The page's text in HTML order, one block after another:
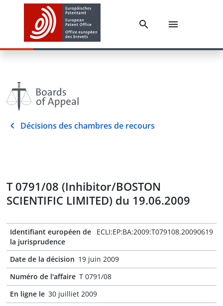
Décisions des chambres de recours
T 0791/08 (Inhibitor/BOSTON
SCIENTIFIC LIMITED) du 19.06.2009
Identifiant européen de
la jurisprudence
ECLI:EP:BA:2009:T079108.20090619
Date de la décision 19 juin 2009
Numéro de l'affaire T 0791/08
En ligne le 30 juilliet 2009